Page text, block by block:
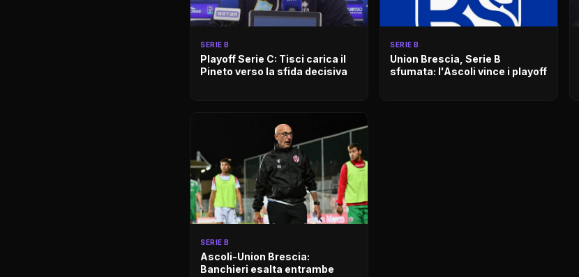
SERIE B
Playoff Serie C: Tisci carica il
Pineto verso la sfida decisiva
SERIE B
Union Brescia, Serie B
sfumata: l'Ascoli vince i playoff
SERIE B
Ascoli-Union Brescia:
Banchieri esalta entrambe